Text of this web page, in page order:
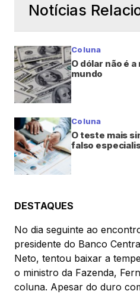
Notícias
Coluna
O dólar não é
mundo
Coluna
O teste mais
falso
DESTAQUES
No dia seguinte ao
presidente do Banco
Neto, tentou baixar a
o ministro da Fazenda,
coluna. Apesar do duro